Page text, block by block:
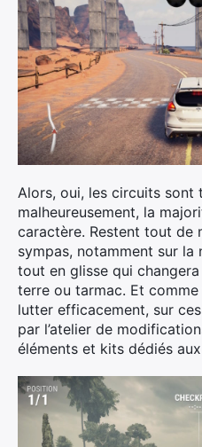
Alors, oui, les circuits sont
malheureusement, la
caractère. Restent tout de
sympas, notamment sur la
tout en glisse qui
terre ou tarmac. Et
lutter efficacement, sur
par l’atelier de
éléments et kits dédiés